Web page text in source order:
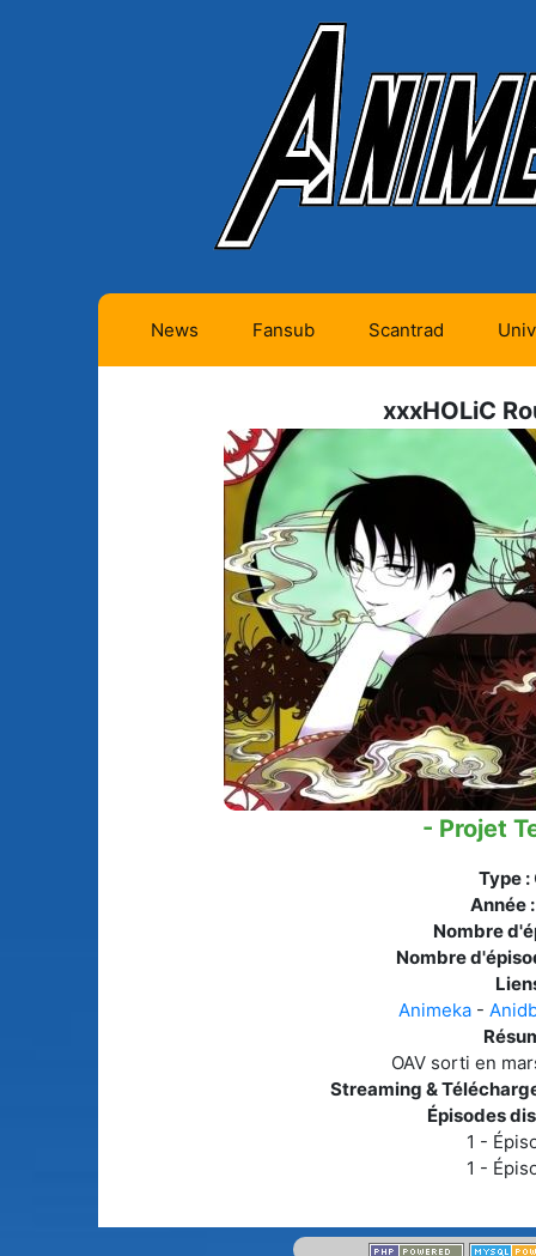
News Fansub
Animes en cours (1)
Animes terminés
(334)
Animes licenciés
(256)
Animes abandonnés
(13)
Tous les animes (604)
Scantrad
Mangas en cours
Mangas en cours
(Publics) (11)
Mangas terminés
(Privés) (132)
Mangas terminés
(Publics) (88)
Mangas en pause
Mangas licenciés
Mangas
Tous les mangas
xxxHOLiC
- Projet
Type :
Année
Nombre
Nombre
Animeka -
OAV sorti en
Streaming &
Épisodes
1 -
1 -